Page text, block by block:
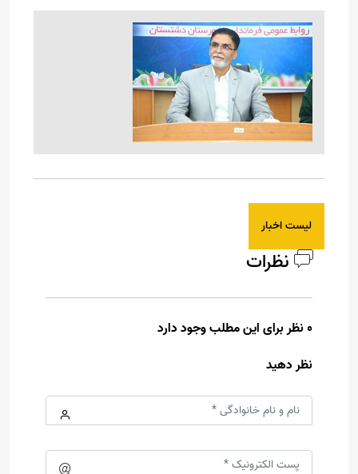
لیست اخبار
نظرات
0 نظر برای این مطلب وجود دارد
نظر دهید